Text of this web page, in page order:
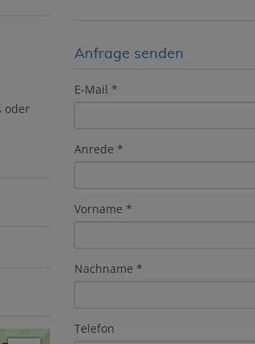
oder
Anfrage senden
E-Mail
Anrede
Vorname
Nachname
Telefon